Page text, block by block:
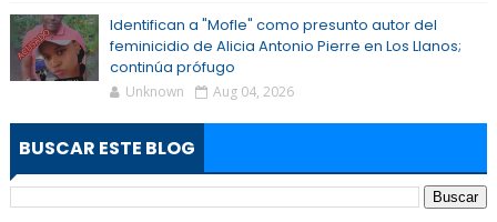
Identifican a "Mofle" como presunto autor del
feminicidio de Alicia Antonio Pierre en Los Llanos;
continúa prófugo
Unknown Aug 04, 2026
BUSCAR ESTE BLOG